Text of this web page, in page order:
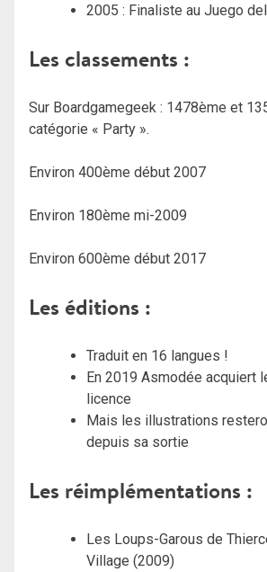
2005 : Finaliste au Juego
Les classements :
Sur Boardgamegeek : 1478ème et
catégorie « Party ».
Environ 400ème début 2007
Environ 180ème mi-2009
Environ 600ème début 2017
Les éditions :
Traduit en 16 langues !
En 2019 Asmodée acquiert
licence
Mais les illustrations
depuis sa sortie
Les réimplémentations :
Les Loups-Garous de
Village (2009)